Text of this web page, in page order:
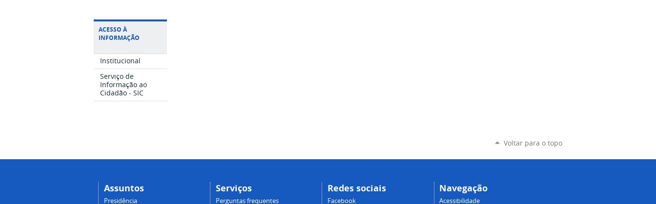
ACESSO À
INFORMAÇÃO
Institucional
Serviço de
Informação ao
Cidadão - SIC
Voltar para o topo
Assuntos
Presidência
Serviços
Perguntas frequentes
Redes sociais
Facebook
Navegação
Acessibilidade